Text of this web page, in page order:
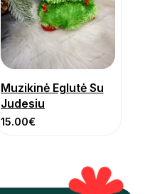
Muzikinė Eglutė Su
Judesiu
15.00€